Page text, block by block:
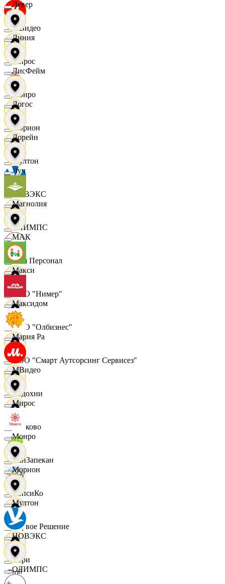
МВидео
Мирос
Монро
Морион
Мултон
НОВЭКС
ОЛИМПС
Ваш Персонал
ООО "Нимер"
ООО "Олбизнес"
ООО "Смарт Аутсорсинг Сервисез"
Отдохни
Очаково
ПанЗапекан
ПепсиКо
Первое Решение
Пери
Левер
Линия
ЛисФейм
Логос
Лорейн
Луч
Магнолия
МАК
Макси
Максидом
Мария Ра
МВидео
Мирос
Монро
Морион
Мултон
НОВЭКС
ОЛИМПС